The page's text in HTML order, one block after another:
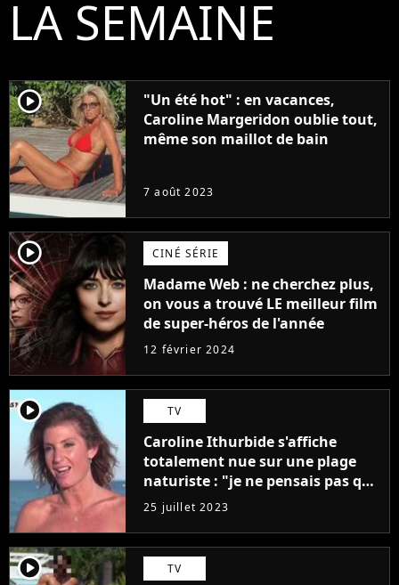
LA SEMAINE
player2
"Un été hot" : en vacances,
Caroline Margeridon oublie tout,
même son maillot de bain
7 août 2023
player2 CINÉ SÉRIE
Madame Web : ne cherchez plus,
on vous a trouvé LE meilleur film
de super-héros de l'année
12 février 2024
player2 TV
Caroline Ithurbide s'affiche
totalement nue sur une plage
naturiste : "je ne pensais pas que
j'arriverais à le faire..."
25 juillet 2023
player2 TV